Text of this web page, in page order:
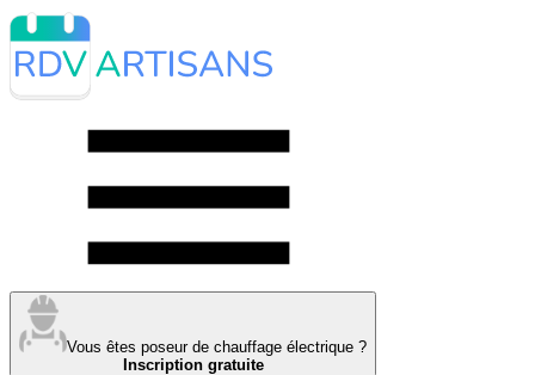
Vous êtes poseur de chauffage électrique ?
Inscription gratuite